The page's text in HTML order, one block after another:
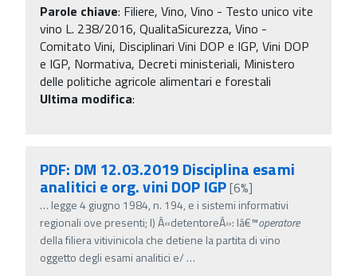
Parole chiave: Filiere, Vino, Vino - Testo unico vite
vino L. 238/2016, QualitaSicurezza, Vino -
Comitato Vini, Disciplinari Vini DOP e IGP, Vini DOP
e IGP, Normativa, Decreti ministeriali, Ministero
delle politiche agricole alimentari e forestali
Ultima modifica:
PDF: DM 12.03.2019 Disciplina esami
analitici e org. vini DOP IGP[6%]
… legge 4 giugno 1984, n. 194, e i sistemi informativi
regionali ove presenti; l) Â«detentoreÂ»: lâ€™operatore
della filiera vitivinicola che detiene la partita di vino
oggetto degli esami analitici e/ …